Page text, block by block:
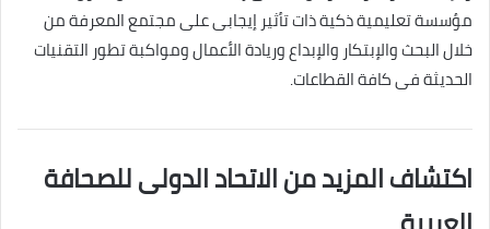
مؤسسة تعليمية ذكية ذات تأثير إيجابى على مجتمع المعرفة من
خلال البحث والإبتكار والإبداع وريادة الأعمال ومواكبة تطور التقنيات
الحديثة فى كافة القطاعات.
اكتشاف المزيد من الاتحاد الدولى للصحافة